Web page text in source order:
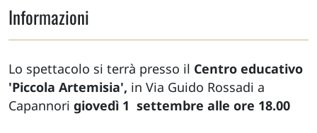
Informazioni
Lo spettacolo si terrà presso il Centro educativo
'Piccola Artemisia', in Via Guido Rossadi a
Capannori giovedì 1 settembre alle ore 18.00